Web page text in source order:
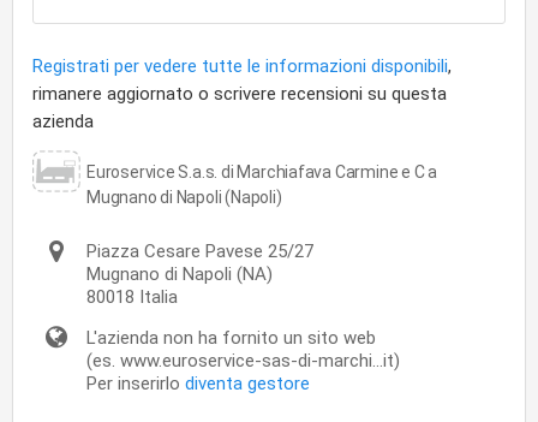
Registrati per vedere tutte le informazioni disponibili,
rimanere aggiornato o scrivere recensioni su questa
azienda
Euroservice S.a.s. di Marchiafava Carmine e C a
Mugnano di Napoli (Napoli)
Piazza Cesare Pavese 25/27
Mugnano di Napoli (NA)
80018 Italia
L'azienda non ha fornito un sito web
(es. www.euroservice-sas-di-marchi...it)
Per inserirlo diventa gestore